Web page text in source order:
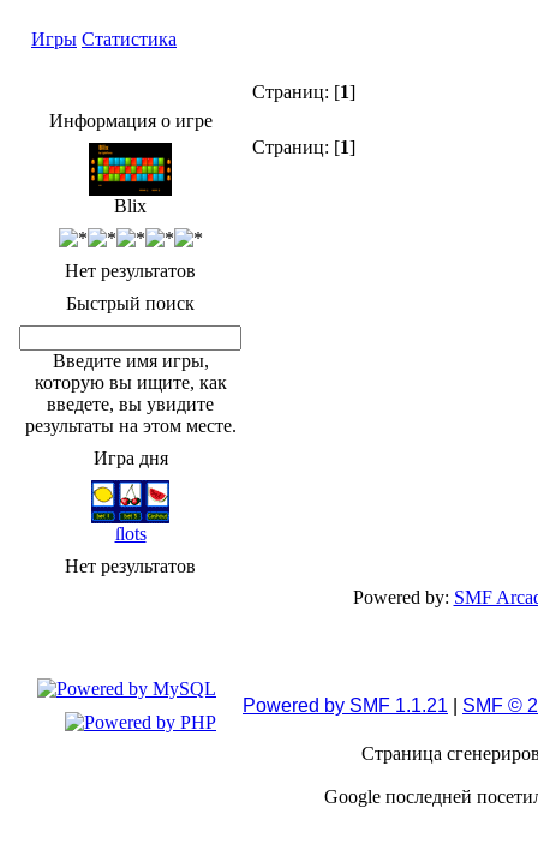
Игры Статистика
Информация о игре
Blix
Нет результатов
Быстрый поиск
Введите имя игры,
которую вы ищите, как
введете, вы увидите
результаты на этом месте.
Игра дня
ſlots
Нет результатов
Страниц: [1]
Страниц: [1]
Powered by: SMF
Powered by SMF 1.1.21 SMF ©
Страница
Google последней